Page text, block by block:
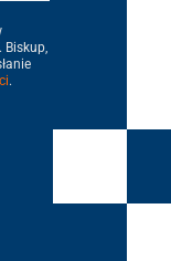
Biskup,
.